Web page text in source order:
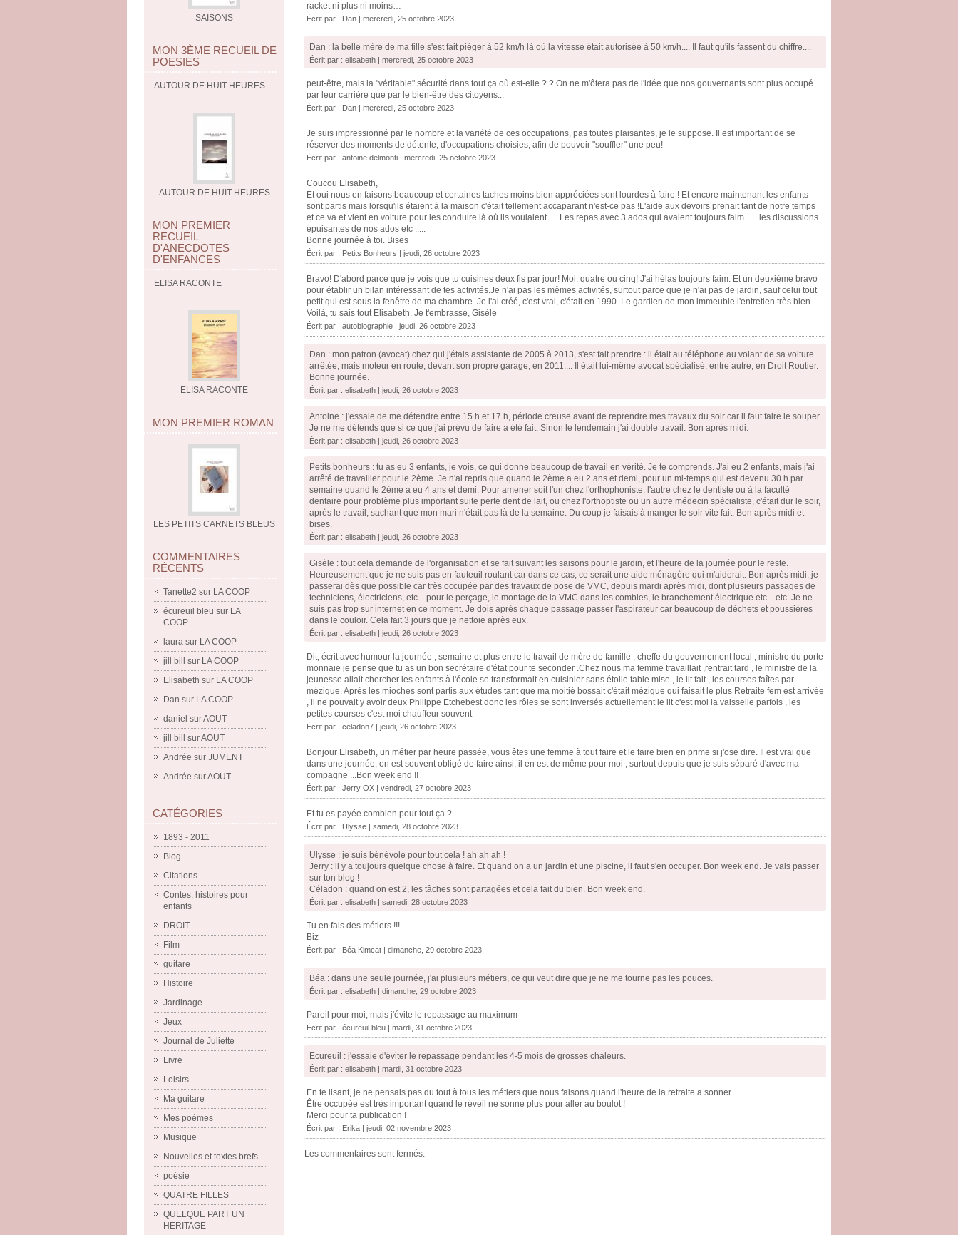
SAISONS
MON 3ÈME RECUEIL DE
POESIES
AUTOUR DE HUIT HEURES
AUTOUR DE HUIT HEURES
MON PREMIER
RECUEIL
D'ANECDOTES
D'ENFANCES
ELISA RACONTE
ELISA RACONTE
MON PREMIER ROMAN
LES PETITS CARNETS BLEUS
COMMENTAIRES
RÉCENTS
Tanette2 sur LA COOP
écureuil bleu sur LA
COOP
laura sur LA COOP
jill bill
sur LA COOP
Elisabeth sur LA COOP
Dan sur LA COOP
daniel surAOUT
jill bill
surAOUT
Andrée sur JUMENT
Andrée surAOUT
CATÉGORIES
1893 - 2011
Blog
Citations
Contes, histoires pour
enfants
DROIT
Film
guitare
Histoire
Jardinage
Jeux
Journal de Juliette
Livre
Loisirs
Ma guitare
Mes poèmes
Musique
Nouvelles et textes brefs
poésie
QUATRE FILLES
QUELQUE PART UN
HERITAGE
racket ni plus ni moins…
Écrit par : Dan | mercredi, 25 octobre 2023
Dan : la belle mère de ma fille s'est fait piéger à 52 km/h là où la vitesse était autorisée à 50 km/h.... Il faut qu'ils fassent du chiffre....
Écrit par : elisabeth | mercredi, 25 octobre 2023
peut-être, mais la "véritable" sécurité dans tout ça où est-elle ? ? On ne m'ôtera pas de l'idée que nos gouvernants sont plus occupé
par leur carrière que par le bien-être des citoyens...
Écrit par : Dan | mercredi, 25 octobre 2023
Je suis impressionné par le nombre et la variété de ces occupations, pas toutes plaisantes, je le suppose. Il est important de se
réserver des moments de détente, d'occupations choisies, afin de pouvoir "souffler" une peu!
Écrit par : antoine delmonti | mercredi, 25 octobre 2023
Coucou Elisabeth,
Et oui nous en faisons beaucoup et certaines taches moins bien appréciées sont lourdes à faire ! Et encore maintenant les enfants
sont partis mais lorsqu'ils étaient à la maison c'était tellement accaparant n'est-ce pas !L'aide aux devoirs prenait tant de notre temps
et ce va et vient en voiture pour les conduire là où ils voulaient .... Les repas avec 3 ados qui avaient toujours faim ..... les discussions
épuisantes de nos ados etc .....
Bonne journée à toi. Bises
Écrit par : Petits Bonheurs | jeudi, 26 octobre 2023
Bravo! D'abord parce que je vois que tu cuisines deux fis par jour! Moi, quatre ou cinq! J'ai hélas toujours faim. Et un deuxième bravo
pour établir un bilan intéressant de tes activités.Je n'ai pas les mêmes activités, surtout parce que je n'ai pas de jardin, sauf celui tout
petit qui est sous la fenêtre de ma chambre. Je l'ai créé, c'est vrai, c'était en 1990. Le gardien de mon immeuble l'entretien très bien.
Voilà, tu sais tout Elisabeth. Je t'embrasse, Gisèle
Écrit par : autobiographie | jeudi, 26 octobre 2023
Dan : mon patron (avocat) chez qui j'étais assistante de 2005 à 2013, s'est fait prendre : il était au téléphone au volant de sa voiture
arrêtée, mais moteur en route, devant son propre garage, en 2011.... Il était lui-même avocat spécialisé, entre autre, en Droit Routier.
Bonne journée.
Écrit par : elisabeth | jeudi, 26 octobre 2023
Antoine : j'essaie de me détendre entre 15 h et 17 h, période creuse avant de reprendre mes travaux du soir car il faut faire le souper.
Je ne me détends que si ce que j'ai prévu de faire a été fait. Sinon le lendemain j'ai double travail. Bon après midi.
Écrit par : elisabeth | jeudi, 26 octobre 2023
Petits bonheurs : tu as eu 3 enfants, je vois, ce qui donne beaucoup de travail en vérité. Je te comprends. J'ai eu 2 enfants, mais j'ai
arrêté de travailler pour le 2ème. Je n'ai repris que quand le 2ème a eu 2 ans et demi, pour un mi-temps qui est devenu 30 h par
semaine quand le 2ème a eu 4 ans et demi. Pour amener soit l'un chez l'orthophoniste, l'autre chez le dentiste ou à la faculté
dentaire pour problème plus important suite perte dent de lait, ou chez l'orthoptiste ou un autre médecin spécialiste, c'était dur le soir,
après le travail, sachant que mon mari n'était pas là de la semaine. Du coup je faisais à manger le soir vite fait. Bon après midi et
bises.
Écrit par : elisabeth | jeudi, 26 octobre 2023
Gisèle : tout cela demande de l'organisation et se fait suivant les saisons pour le jardin, et l'heure de la journée pour le reste.
Heureusement que je ne suis pas en fauteuil roulant car dans ce cas, ce serait une aide ménagère qui m'aiderait. Bon après midi, je
passerai dès que possible car très occupée par des travaux de pose de VMC, depuis mardi après midi, dont plusieurs passages de
techniciens, électriciens, etc... pour le perçage, le montage de la VMC dans les combles, le branchement électrique etc... etc. Je ne
suis pas trop sur internet en ce moment. Je dois après chaque passage passer l'aspirateur car beaucoup de déchets et poussières
dans le couloir. Cela fait 3 jours que je nettoie après eux.
Écrit par : elisabeth | jeudi, 26 octobre 2023
Dit, écrit avec humour la journée , semaine et plus entre le travail de mère de famille , cheffe du gouvernement local , ministre du porte
monnaie je pense que tu as un bon secrétaire d'état pour te seconder .Chez nous ma femme travaillait ,rentrait tard , le ministre de la
jeunesse allait chercher les enfants à l'école se transformait en cuisinier sans étoile table mise , le lit fait , les courses faîtes par
mézigue. Après les mioches sont partis aux études tant que ma moitié bossait c'était mézigue qui faisait le plus Retraite fem est arrivée
, il ne pouvait y avoir deux Philippe Etchebest donc les rôles se sont inversés actuellement le lit c'est moi la vaisselle parfois , les
petites courses c'est moi chauffeur souvent
Écrit par : celadon7 | jeudi, 26 octobre 2023
Bonjour Elisabeth, un métier par heure passée, vous êtes une femme à tout faire et le faire bien en prime si j'ose dire. Il est vrai que
dans une journée, on est souvent obligé de faire ainsi, il en est de même pour moi , surtout depuis que je suis séparé d'avec ma
compagne ...Bon week end !!
Écrit par : Jerry OX | vendredi, 27 octobre 2023
Et tu es payée combien pour tout ça ?
Écrit par : Ulysse | samedi, 28 octobre 2023
Ulysse : je suis bénévole pour tout cela ! ah ah ah !
Jerry : il y a toujours quelque chose à faire. Et quand on a un jardin et une piscine, il faut s'en occuper. Bon week end. Je vais passer
sur ton blog !
Céladon : quand on est 2, les tâches sont partagées et cela fait du bien. Bon week end.
Écrit par : elisabeth | samedi, 28 octobre 2023
Tu en fais des métiers !!!
Biz
Écrit par : Béa Kimcat | dimanche, 29 octobre 2023
Béa : dans une seule journée, j'ai plusieurs métiers, ce qui veut dire que je ne me tourne pas les pouces.
Écrit par : elisabeth | dimanche, 29 octobre 2023
Pareil pour moi, mais j'évite le repassage au maximum
Écrit par : écureuil bleu | mardi, 31 octobre 2023
Ecureuil : j'essaie d'éviter le repassage pendant les 4-5 mois de grosses chaleurs.
Écrit par : elisabeth | mardi, 31 octobre 2023
En te lisant, je ne pensais pas du tout à tous les métiers que nous faisons quand l'heure de la retraite a sonner.
Être occupée est très important quand le réveil ne sonne plus pour aller au boulot !
Merci pour ta publication !
Écrit par : Erika | jeudi, 02 novembre 2023
Les commentaires sont fermés.